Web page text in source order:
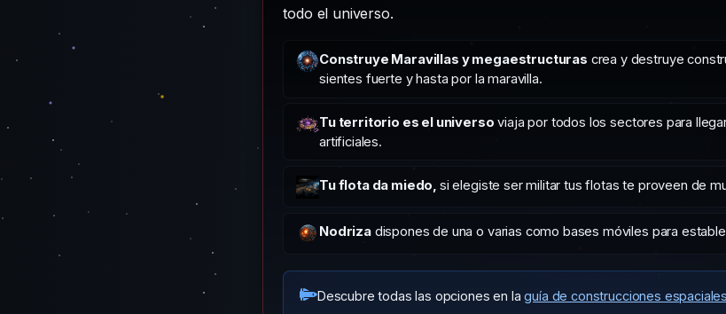
todo el universo.
Construye Maravillas y megaestructuras crea y destruye
sientes fuerte y hasta por la maravilla.
Tu territorio es el universo viaja por todos los sectores para
artificiales.
Tu flota da miedo, si elegiste ser militar tus flotas te proveen de
Nodrizadispones de una o varias como bases móviles para
Descubre todas las opciones en laguía de construcciones espaciales